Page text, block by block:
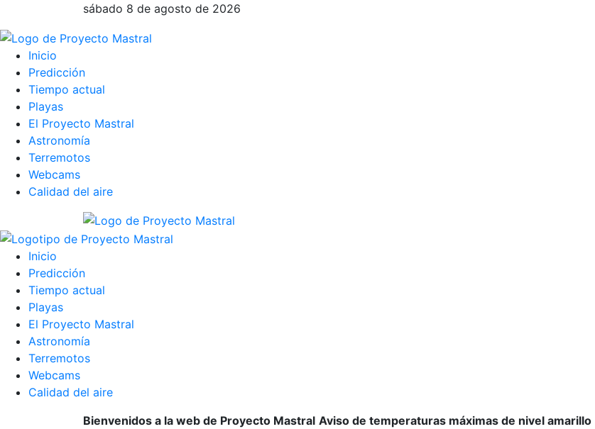
sábado 8 de agosto de 2026
Inicio
Predicción
Tiempo actual
Playas
El Proyecto Mastral
Astronomía
Terremotos
Webcams
Calidad del aire
Inicio
Predicción
Tiempo actual
Playas
El Proyecto Mastral
Astronomía
Terremotos
Webcams
Calidad del aire
Bienvenidos a la web de Proyecto Mastral Aviso de temperaturas máximas de nivel amarillo